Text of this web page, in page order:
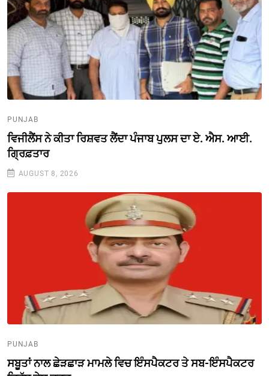
PUNJAB
ਵਿਜੀਲੈਂਸ ਨੇ ਕੀਤਾ ਰਿਸ਼ਵਤ ਲੈਂਦਾ ਪੰਜਾਬ ਪੁਲਸ ਦਾ ਏ. ਐਸ. ਆਈ.
ਗ੍ਰਿਫ਼ਤਾਰ
AUGUST 8, 2026
PUNJAB
ਸਬੂਤਾਂ ਨਾਲ ਛੇੜਛਾੜ ਮਾਮਲੇ ਵਿਚ ਇੰਸਪੈਕਟਰ ਤੇ ਸਬ-ਇੰਸਪੈਕਟਰ